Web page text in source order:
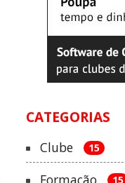
CATEGORIAS
Clube 15
Formação 15